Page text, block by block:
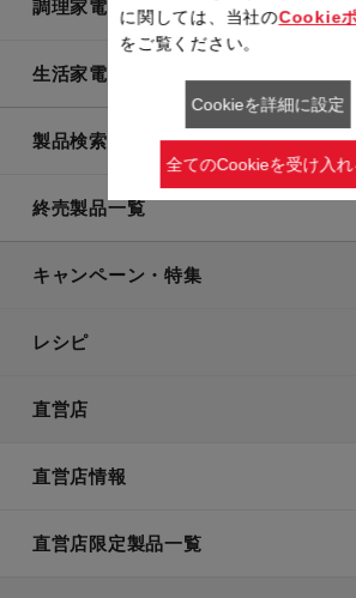
調理家電
生活家電
製品検索一覧
終売製品一覧
キャンペーン・特集
レシピ
直営店
直営店情報
直営店限定製品一覧
に関しては、当社のCookie
をご覧ください。
Cookieを詳細に設定
全てのCookieを受け入れ